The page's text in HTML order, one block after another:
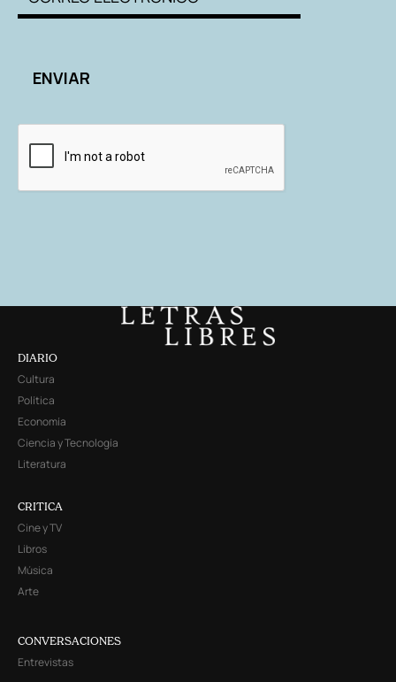
DIARIO
Cultura
Política
Economía
Ciencia y Tecnología
Literatura
CRITICA
Cine y TV
Libros
Música
Arte
CONVERSACIONES
Entrevistas